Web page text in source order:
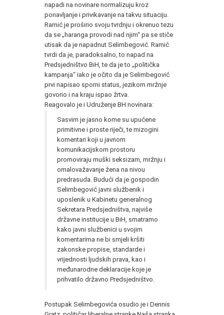
napadi na novinare normalizuju kroz
ponavljanje i privikavanje na takvu situaciju.
Ramić je proširio svoju tvrdnju i okrenuo tezu
da se „haranga provodi nad njim“ pa se stiče
utisak da je napadnut Selimbegović. Ramić
tvrdi da je, paradoksalno, to napad na
Predsjedništvo BiH, te da je to „politička
kampanja“ iako je očito da je Selimbegović
prvi napisao sporni status, jezikom mržnje
govorio i na kraju ispao žrtva.
Reagovalo je i Udruženje BH novinara:
Sasvim je jasno kome su upućene
primitivne i proste riječi, te mizogini
komentari koji u javnom
komunikacijskom prostoru
promoviraju muški seksizam, mržnju i
omalovažavanje žena na nivou
predrasuda. Budući da je gospodin
Selimbegović javni službenik i
uposlenik u Kabinetu generalnog
Sekretara Predsjedništva, najviše
državne institucije u BiH, smatramo
kako javni službenici u svojim
komentarima ne bi smjeli kršiti
zakonske propise, standarde i
vrijednosti ljudskih prava, kao i
međunarodne deklaracije koje je
prihvatilo državno Predsjedništvo.
Postupak Selimbegovića osudio je i Dennis